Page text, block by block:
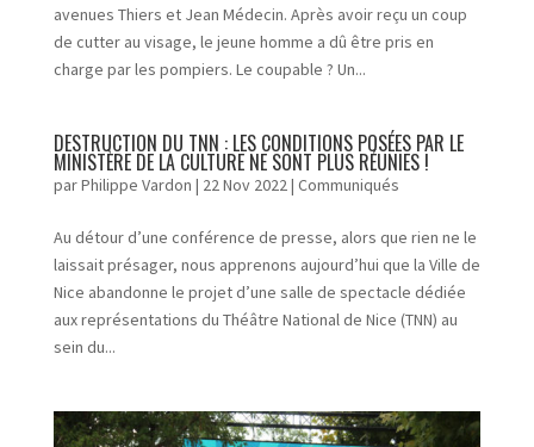
avenues Thiers et Jean Médecin. Après avoir reçu un coup
de cutter au visage, le jeune homme a dû être pris en
charge par les pompiers. Le coupable ? Un...
DESTRUCTION DU TNN : LES CONDITIONS POSÉES PAR LE
MINISTÈRE DE LA CULTURE NE SONT PLUS RÉUNIES !
parPhilippe Vardon | 22 Nov 2022| Communiqués
Au détour d’une conférence de presse, alors que rien ne le
laissait présager, nous apprenons aujourd’hui que la Ville de
Nice abandonne le projet d’une salle de spectacle dédiée
aux représentations du Théâtre National de Nice (TNN) au
sein du...